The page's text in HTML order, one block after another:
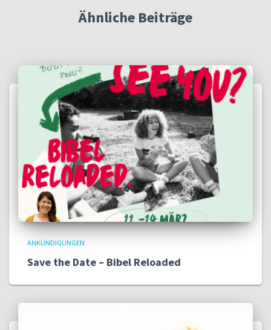
Ähnliche Beiträge
ANKÜNDIGUNGEN
Save the Date – Bibel Reloaded